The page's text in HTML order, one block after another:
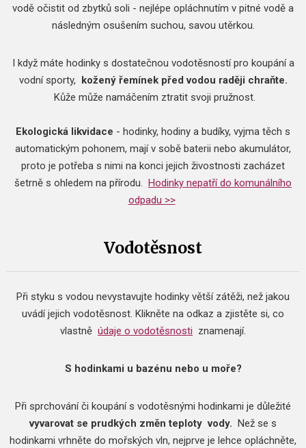
vodě očistit od zbytků soli - nejlépe opláchnutím v pitné vodě a
následným osušením suchou, savou utěrkou.
I když máte hodinky s dostatečnou vodotěsností pro koupání a
vodní sporty, kožený řemínek před vodou raději chraňte.
Kůže může namáčením ztratit svoji pružnost.
Ekologická likvidace - hodinky, hodiny a budíky, vyjma těch s
automatickým pohonem, mají v sobě baterii nebo akumulátor,
proto je potřeba s nimi na konci jejich živostnosti zacházet
šetrně s ohledem na přírodu. Hodinky nepatří do komunálního
odpadu >>
Vodotěsnost
Při styku s vodou nevystavujte hodinky větší zátěži, než jakou
uvádí jejich vodotěsnost. Klikněte na odkaz a zjistěte si, co
vlastně údaje o vodotěsnosti znamenají.
S hodinkami u bazénu nebo u moře?
Při sprchování či koupání s vodotěsnými hodinkami je důležité
vyvarovat se prudkých změn teploty vody. Než se s
hodinkami vrhněte do mořských vln, nejprve je lehce opláchněte,